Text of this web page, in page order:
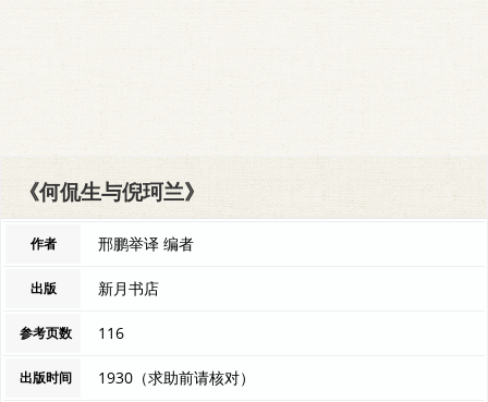
《何侃生与倪珂兰》
作者 邢鹏举译 编者
出版 新月书店
参考页数 116
出版时间 1930（求助前请核对）